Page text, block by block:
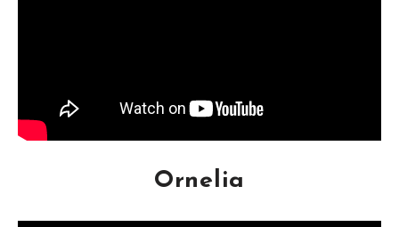
Ornelia